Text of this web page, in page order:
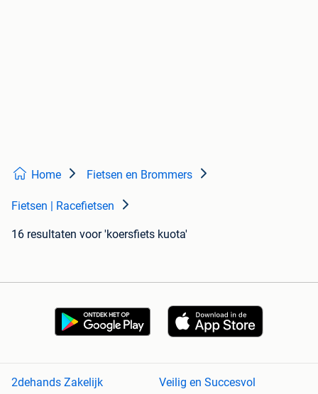
Home Fietsen en Brommers
Fietsen | Racefietsen
16 resultaten voor 'koersfiets kuota'
2dehands Zakelijk Veilig en Succesvol